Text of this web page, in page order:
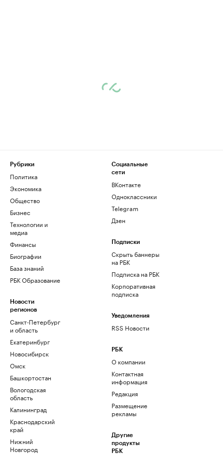
Рубрики
Политика
Экономика
Общество
Бизнес
Технологии и
медиа
Финансы
Биографии
База знаний
РБК Образование
Новости
регионов
Санкт-Петербург
и область
Екатеринбург
Новосибирск
Омск
Башкортостан
Вологодская
область
Калининград
Краснодарский
край
Нижний
Новгород
Социальные
сети
ВКонтакте
Одноклассники
Telegram
Дзен
Подписки
Скрыть баннеры
на РБК
Подписка на РБК
Корпоративная
подписка
Уведомления
RSS Новости
РБК
О компании
Контактная
информация
Редакция
Размещение
рекламы
Другие
продукты
РБК